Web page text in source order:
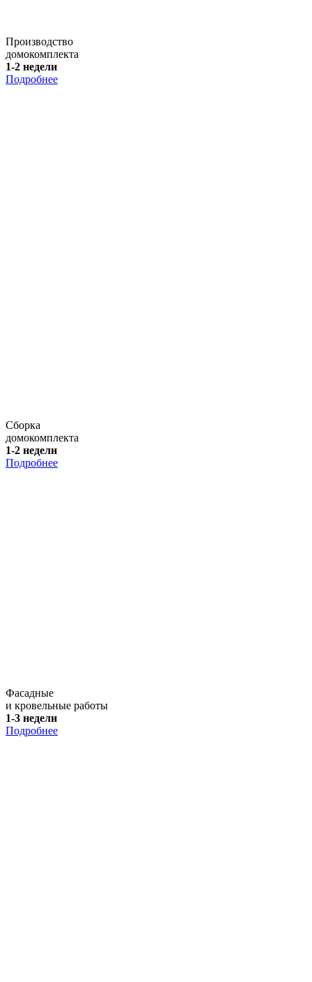
Производство
домокомплекта
1-2 недели
Подробнее
Сборка
домокомплекта
1-2 недели
Подробнее
Фасадные
и кровельные работы
1-3 недели
Подробнее